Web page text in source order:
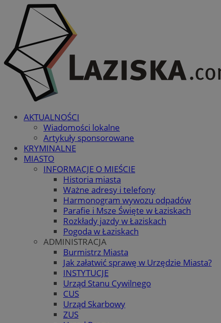
AKTUALNOŚCI
Wiadomości lokalne
Artykuły sponsorowane
KRYMINALNE
MIASTO
INFORMACJE O MIEŚCIE
Historia miasta
Ważne adresy i telefony
Harmonogram wywozu odpadów
Parafie i Msze Święte w Łaziskach
Rozkłady jazdy w Łaziskach
Pogoda w Łaziskach
ADMINISTRACJA
Burmistrz Miasta
Jak załatwić sprawę w Urzędzie Miasta?
INSTYTUCJE
Urząd Stanu Cywilnego
CUS
Urząd Skarbowy
ZUS